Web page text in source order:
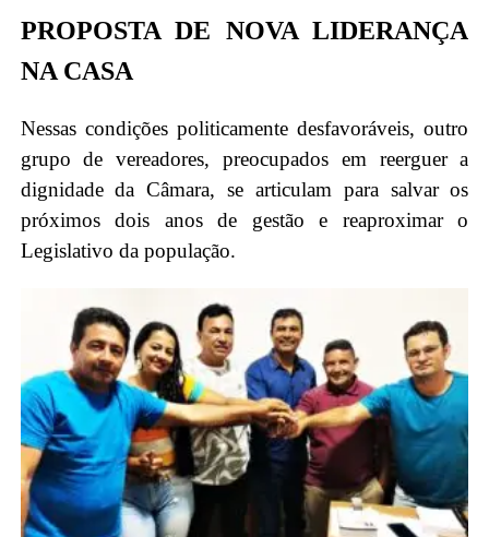
PROPOSTA DE NOVA LIDERANÇA
NA CASA
Nessas condições politicamente desfavoráveis, outro
grupo de vereadores, preocupados em reerguer a
dignidade da Câmara, se articulam para salvar os
próximos dois anos de gestão e reaproximar o
Legislativo da população.